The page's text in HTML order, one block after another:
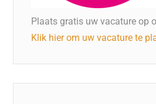
Plaats gratis uw vacature op
Klik hier om uw vacature te